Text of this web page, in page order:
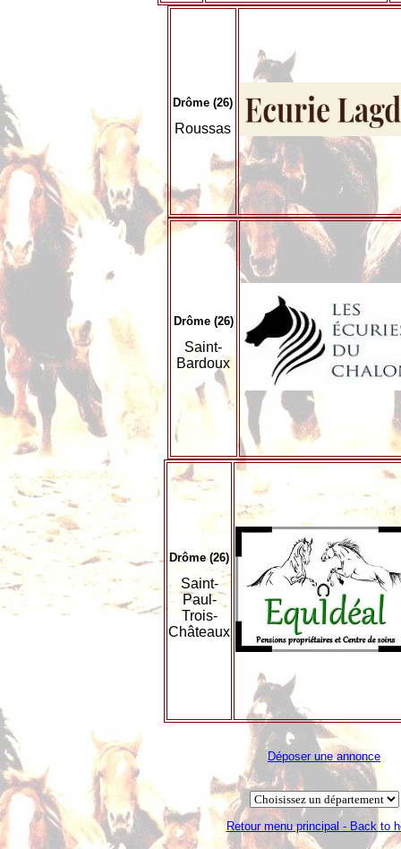
Drôme (26)
Roussas
Drôme (26)
Saint-
Bardoux
Drôme (26)
Saint-
Paul-
Trois-
Châteaux
Déposer une annonce
Retour menu principal - Back to